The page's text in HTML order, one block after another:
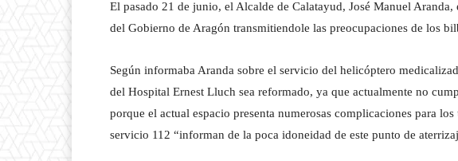
El pasado 21 de junio, el Alcalde de Calatayud, José Manuel
del Gobierno de Aragón transmitiendole las preocupaciones de los
Según informaba Aranda sobre el servicio del helicóptero
del Hospital Ernest Lluch sea reformado, ya que actualmente no
porque el actual espacio presenta numerosas complicaciones para
servicio 112 “informan de la poca idoneidad de este punto de